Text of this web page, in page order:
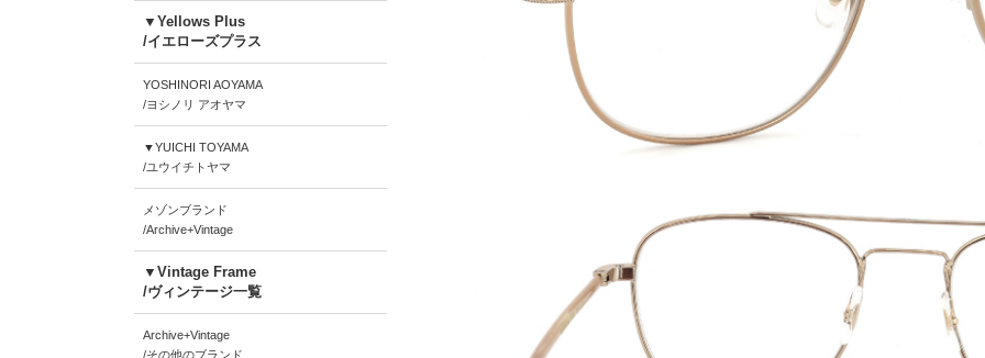
▼Yellows Plus
/イエローズプラス
YOSHINORI AOYAMA
/ヨシノリ アオヤマ
▼YUICHI TOYAMA
/ユウイチトヤマ
メゾンブランド
/Archive+Vintage
▼Vintage Frame
/ヴィンテージ一覧
Archive+Vintage
/その他のブランド